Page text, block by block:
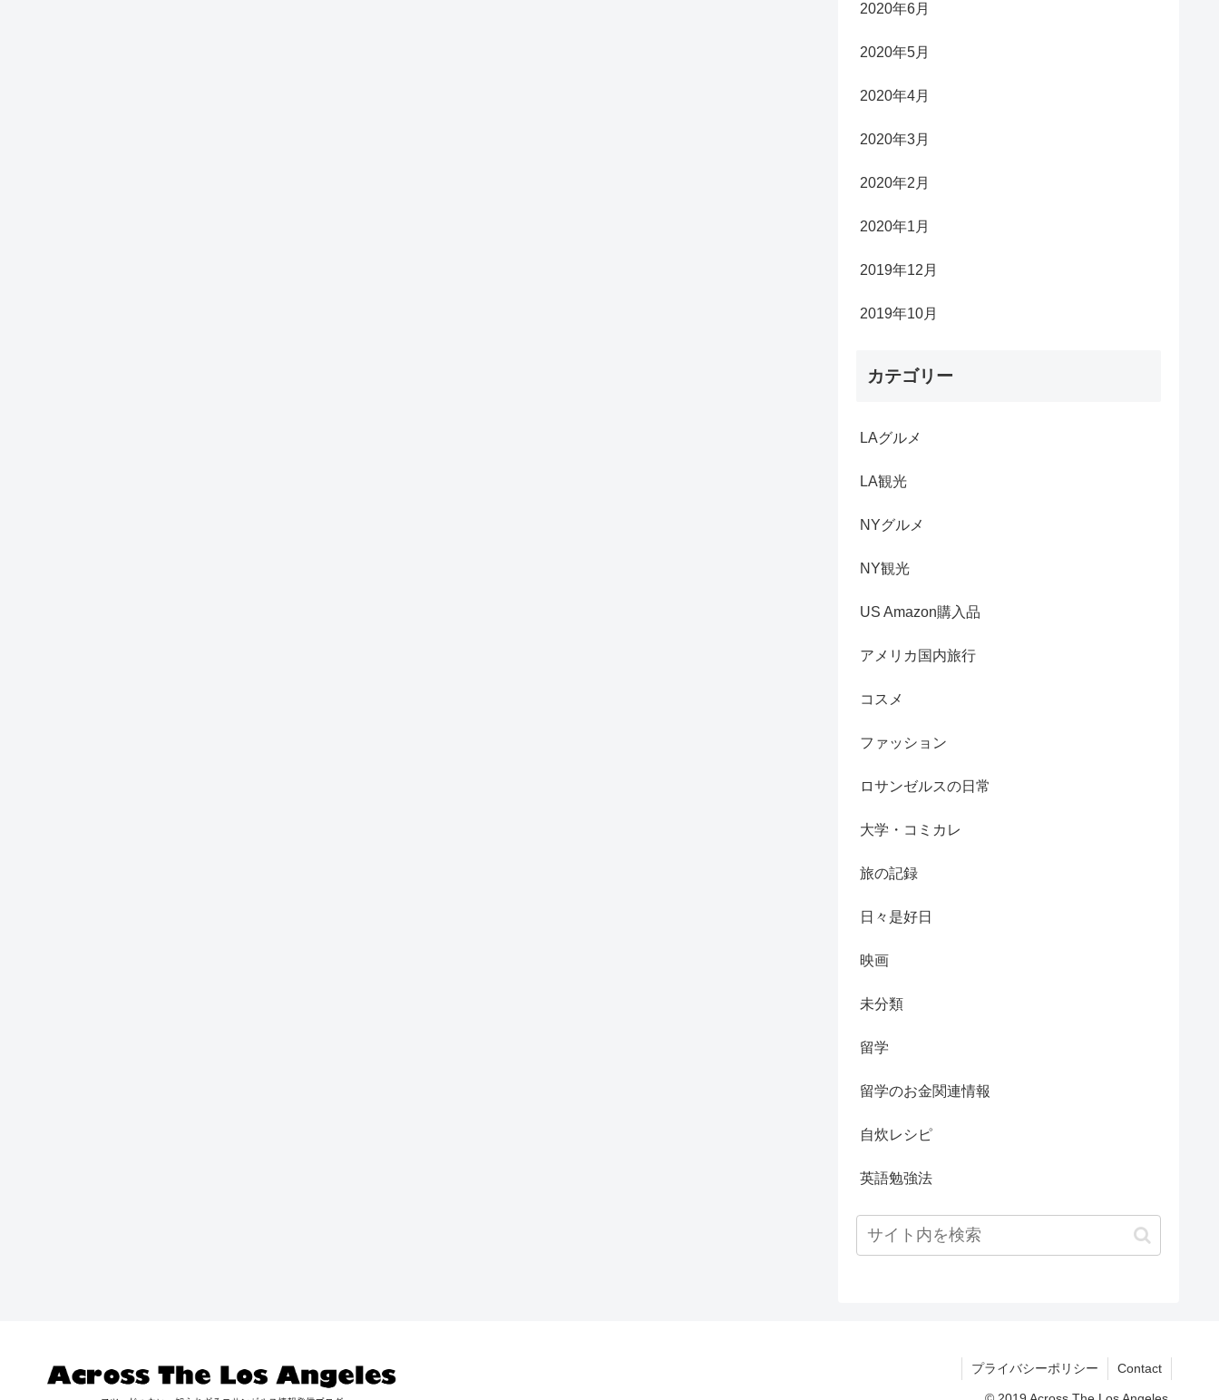
2020年6月
2020年5月
2020年4月
2020年3月
2020年2月
2020年1月
2019年12月
2019年10月
カテゴリー
LAグルメ
LA観光
NYグルメ
NY観光
US Amazon購入品
アメリカ国内旅行
コスメ
ファッション
ロサンゼルスの日常
大学・コミカレ
旅の記録
日々是好日
映画
未分類
留学
留学のお金関連情報
自炊レシピ
英語勉強法
プライバシーポリシー Contact